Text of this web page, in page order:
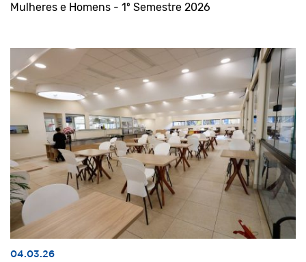
Mulheres e Homens - 1º Semestre 2026
04.03.26